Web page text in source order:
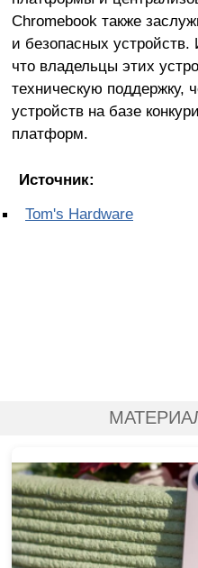
Chromebook также
и безопасных
что владельцы этих
техническую поддержку,
устройств на базе
платформ.
Источник:
Tom's Hardware